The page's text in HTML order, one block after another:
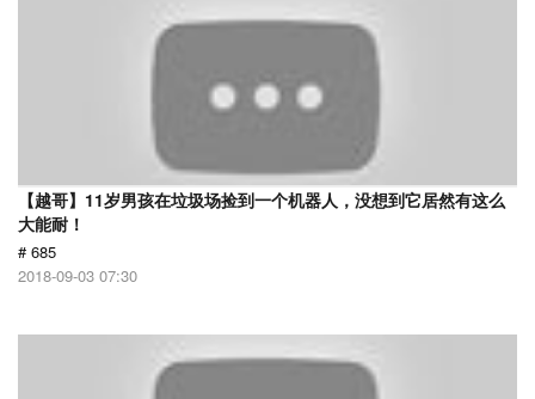
【越哥】11岁男孩在垃圾场捡到一个机器人，没想到它居然有这么
大能耐！
# 685
2018-09-03 07:30